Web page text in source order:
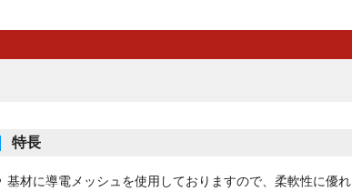
特長
基材に導電メッシュを使用しておりますので、柔軟性に優れ